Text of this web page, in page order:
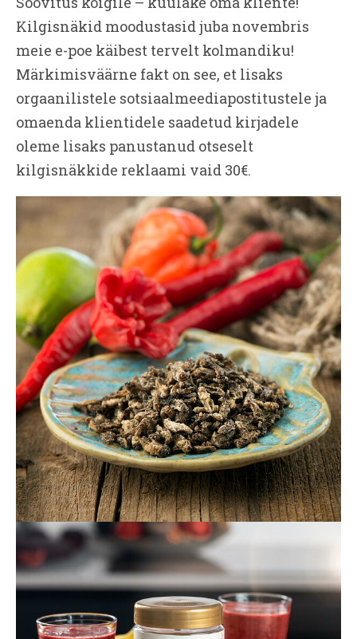
Kilgisnäkid moodustasid juba novembris
meie e-poe käibest tervelt kolmandiku!
Märkimisväärne fakt on see, et lisaks
orgaanilistele sotsiaalmeediapostitustele ja
omaenda klientidele saadetud kirjadele
oleme lisaks panustanud otseselt
kilgisnäkkide reklaami vaid 30€.